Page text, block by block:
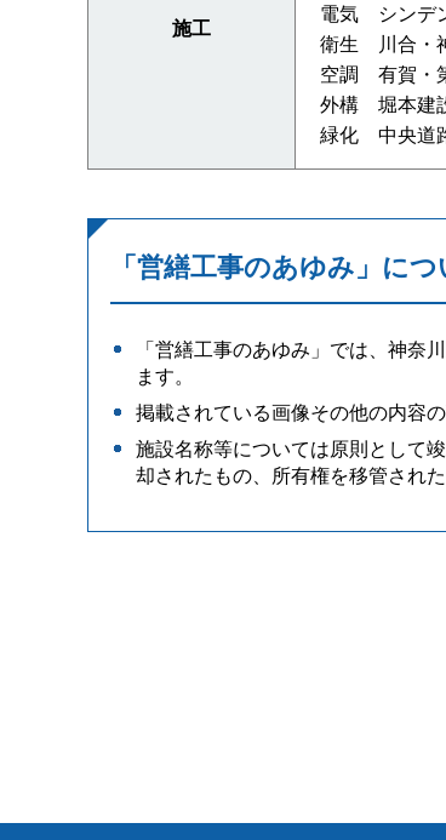
施工
電気 シンデ
衛生 川合・
空調 有賀・
外構 堀本建
緑化 中央道
「営繕工事のあゆみ」につ
「営繕工事のあゆみ」では、神奈
ます。
掲載されている画像その他の内容
施設名称等については原則として
却されたもの、所有権を移管され